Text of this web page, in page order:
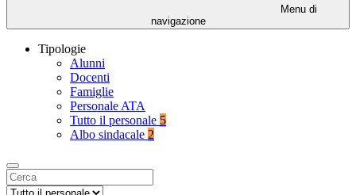
Menu di
navigazione
Tipologie
Alunni
Docenti
Famiglie
Personale ATA
Tutto il personale 5
Albo sindacale 2